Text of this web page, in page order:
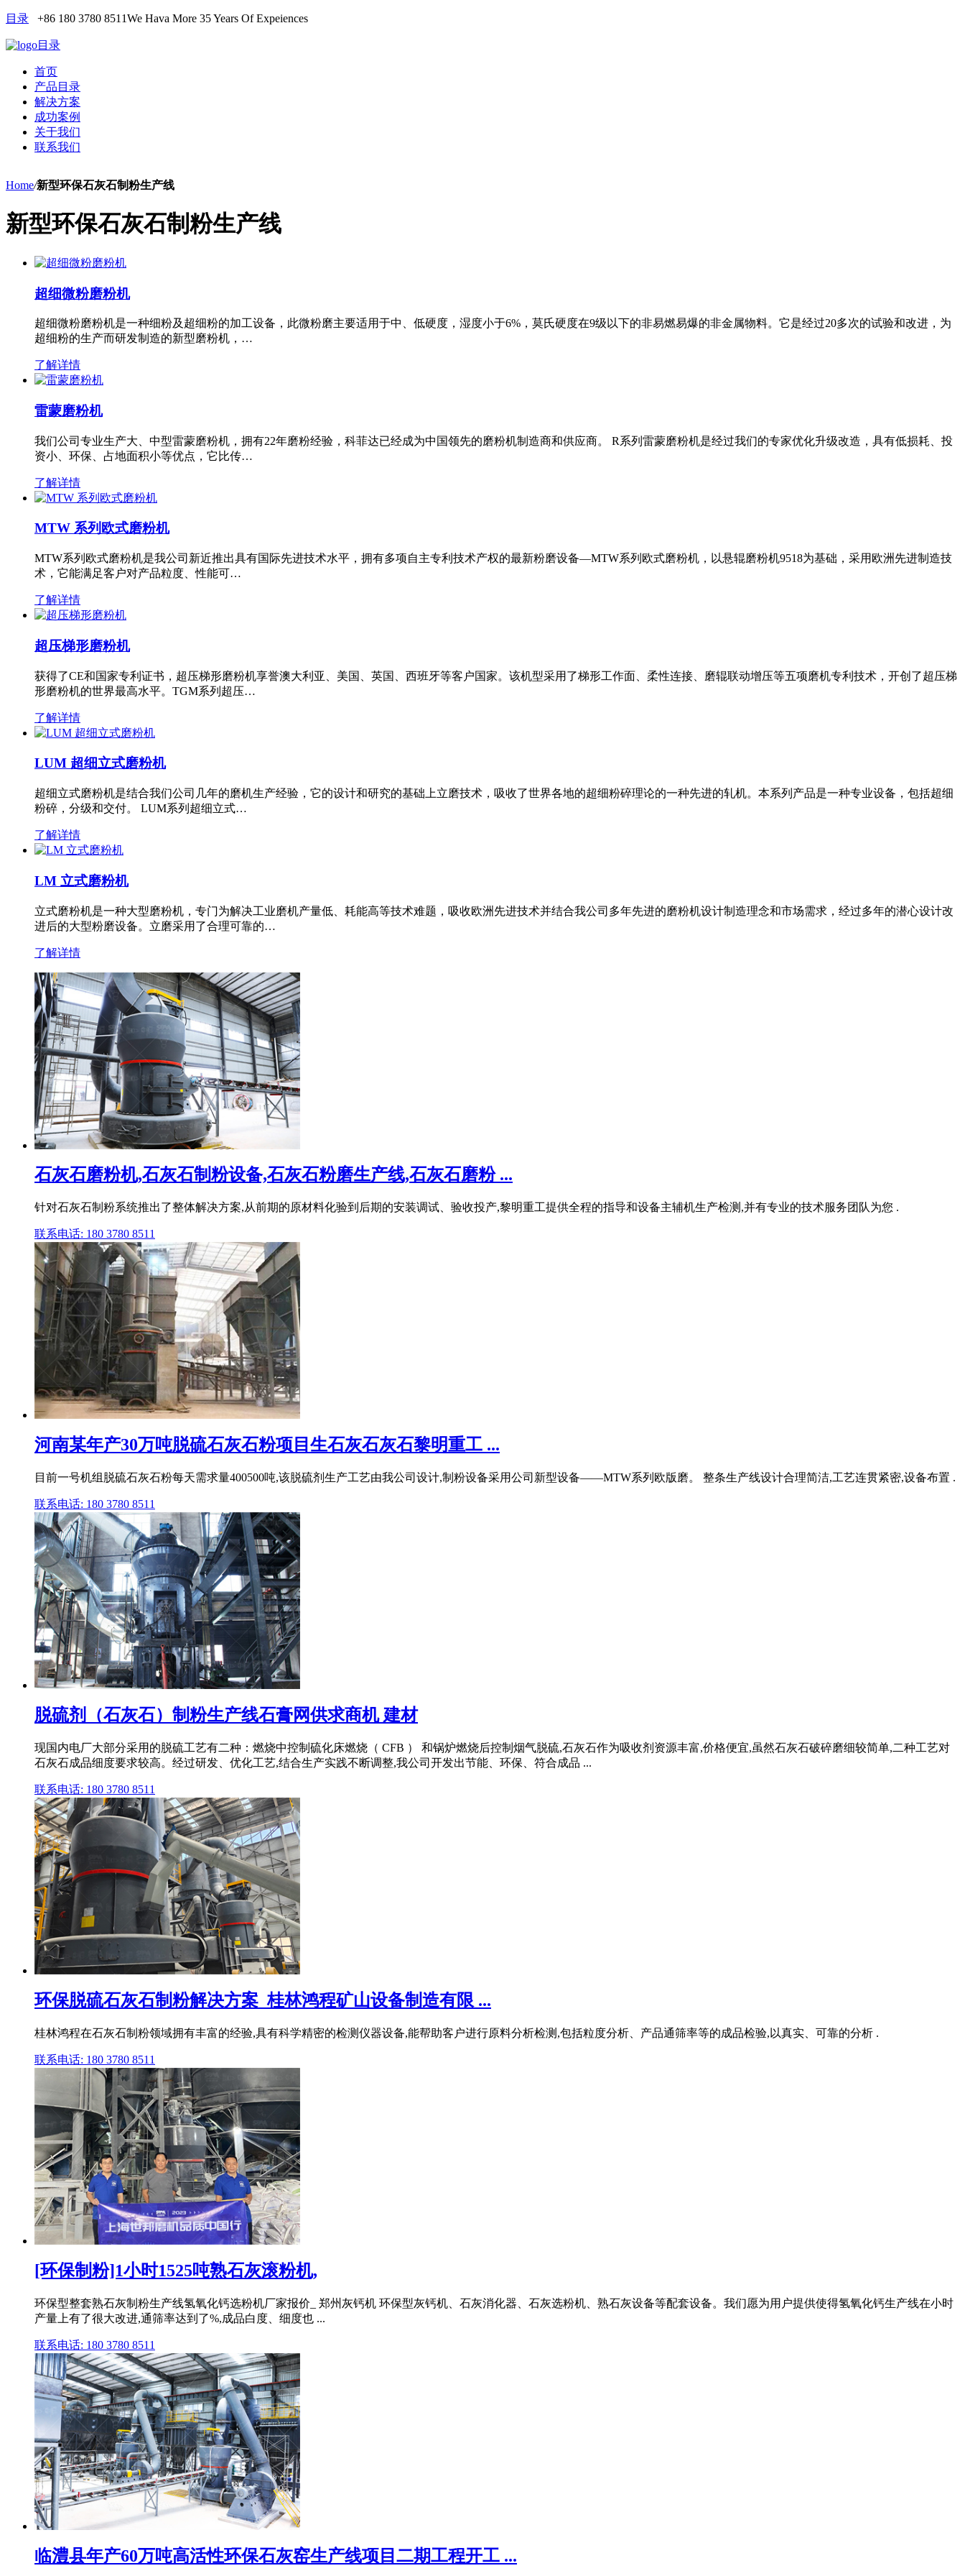
目录 +86 180 3780 8511We Hava More 35 Years Of Expeiences
目录
首页
产品目录
解决方案
成功案例
关于我们
联系我们
Home/新型环保石灰石制粉生产线
新型环保石灰石制粉生产线
超细微粉磨粉机
超细微粉磨粉机是一种细粉及超细粉的加工设备，此微粉磨主要适用于中、低硬度，湿度小于6%，莫氏硬度在9级以下的非易燃易爆的非金属物料。它是经过20多次的试验和改进，为
超细粉的生产而研发制造的新型磨粉机，…
了解详情
雷蒙磨粉机
我们公司专业生产大、中型雷蒙磨粉机，拥有22年磨粉经验，科菲达已经成为中国领先的磨粉机制造商和供应商。 R系列雷蒙磨粉机是经过我们的专家优化升级改造，具有低损耗、投
资小、环保、占地面积小等优点，它比传…
了解详情
MTW 系列欧式磨粉机
MTW系列欧式磨粉机是我公司新近推出具有国际先进技术水平，拥有多项自主专利技术产权的最新粉磨设备—MTW系列欧式磨粉机，以悬辊磨粉机9518为基础，采用欧洲先进制造技
术，它能满足客户对产品粒度、性能可…
了解详情
超压梯形磨粉机
获得了CE和国家专利证书，超压梯形磨粉机享誉澳大利亚、美国、英国、西班牙等客户国家。该机型采用了梯形工作面、柔性连接、磨辊联动增压等五项磨机专利技术，开创了超压梯
形磨粉机的世界最高水平。TGM系列超压…
了解详情
LUM 超细立式磨粉机
超细立式磨粉机是结合我们公司几年的磨机生产经验，它的设计和研究的基础上立磨技术，吸收了世界各地的超细粉碎理论的一种先进的轧机。本系列产品是一种专业设备，包括超细
粉碎，分级和交付。 LUM系列超细立式…
了解详情
LM 立式磨粉机
立式磨粉机是一种大型磨粉机，专门为解决工业磨机产量低、耗能高等技术难题，吸收欧洲先进技术并结合我公司多年先进的磨粉机设计制造理念和市场需求，经过多年的潜心设计改
进后的大型粉磨设备。立磨采用了合理可靠的…
了解详情
石灰石磨粉机,石灰石制粉设备,石灰石粉磨生产线,石灰石磨粉 ...
针对石灰石制粉系统推出了整体解决方案,从前期的原材料化验到后期的安装调试、验收投产,黎明重工提供全程的指导和设备主辅机生产检测,并有专业的技术服务团队为您 .
联系电话: 180 3780 8511
河南某年产30万吨脱硫石灰石粉项目生石灰石灰石黎明重工 ...
目前一号机组脱硫石灰石粉每天需求量400500吨,该脱硫剂生产工艺由我公司设计,制粉设备采用公司新型设备——MTW系列欧版磨。 整条生产线设计合理简洁,工艺连贯紧密,设备布置 .
联系电话: 180 3780 8511
脱硫剂（石灰石）制粉生产线石膏网供求商机 建材
现国内电厂大部分采用的脱硫工艺有二种：燃烧中控制硫化床燃烧（ CFB ） 和锅炉燃烧后控制烟气脱硫,石灰石作为吸收剂资源丰富,价格便宜,虽然石灰石破碎磨细较简单,二种工艺对
石灰石成品细度要求较高。经过研发、优化工艺,结合生产实践不断调整,我公司开发出节能、环保、符合成品 ...
联系电话: 180 3780 8511
环保脱硫石灰石制粉解决方案_桂林鸿程矿山设备制造有限 ...
桂林鸿程在石灰石制粉领域拥有丰富的经验,具有科学精密的检测仪器设备,能帮助客户进行原料分析检测,包括粒度分析、产品通筛率等的成品检验,以真实、可靠的分析 .
联系电话: 180 3780 8511
[环保制粉]1小时1525吨熟石灰滚粉机,
环保型整套熟石灰制粉生产线氢氧化钙选粉机厂家报价_ 郑州灰钙机 环保型灰钙机、石灰消化器、石灰选粉机、熟石灰设备等配套设备。我们愿为用户提供使得氢氧化钙生产线在小时
产量上有了很大改进,通筛率达到了%,成品白度、细度也 ...
联系电话: 180 3780 8511
临澧县年产60万吨高活性环保石灰窑生产线项目二期工程开工 ...